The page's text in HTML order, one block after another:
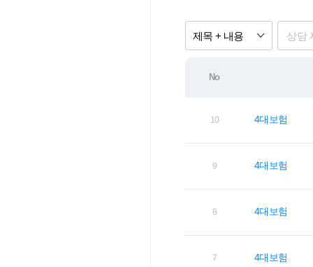
제목 + 내용
No
10 4대보험
9 4대보험
8 4대보험
7 4대보험